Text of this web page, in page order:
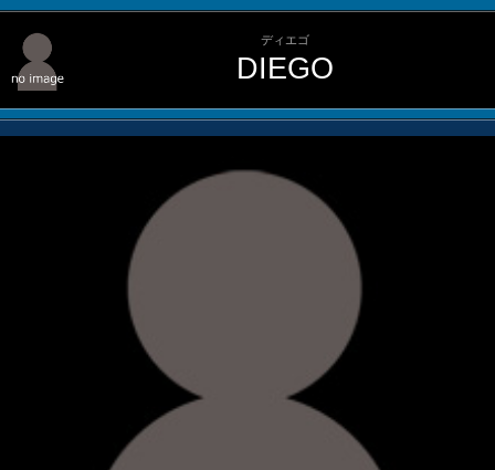
ディエゴ
DIEGO